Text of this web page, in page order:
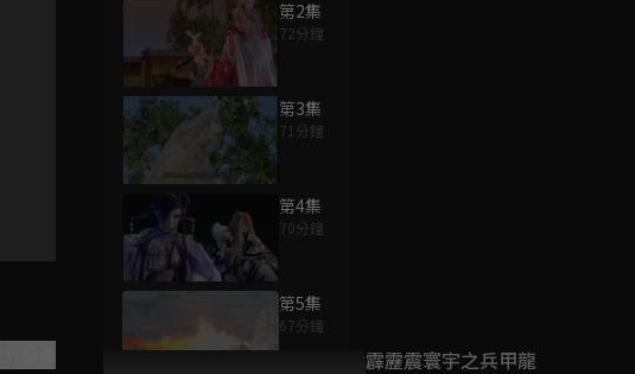
第2集
72分鐘
第3集
71分鐘
第4集
70分鐘
第5集
67分鐘
霹靂震寰宇之兵甲龍